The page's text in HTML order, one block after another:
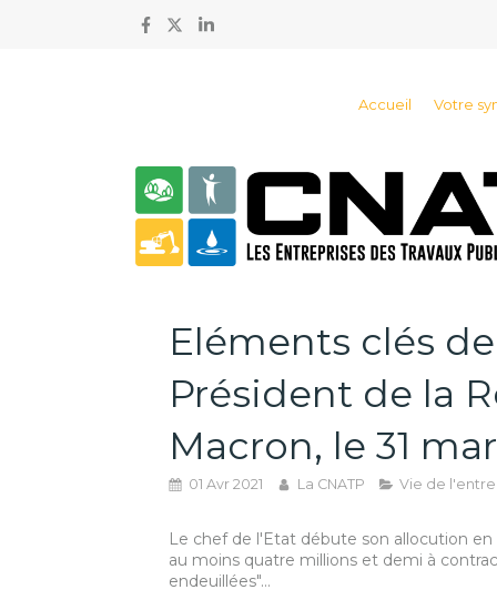
Accueil Votre
Eléments clés
Président de la
Macron, le 31
01 Avr 2021 La CNATP Vie de
Le chef de l'Etat débute son allocution
au moins quatre millions et demi à
endeuillées"…